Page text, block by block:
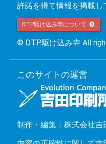
許諾を得て情報を掲載し
DTP駆け込み寺について
© DTP駆け込み寺 All
このサイトの運営
制作・編集：株式会社吉